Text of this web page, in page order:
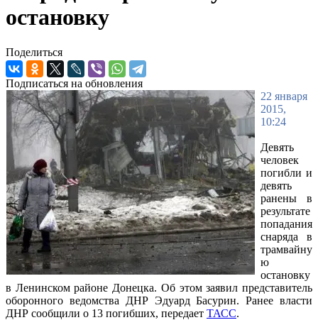
остановку
Поделиться
Подписаться на обновления
22 января
2015,
10:24
Девять
человек
погибли и
девять
ранены в
результате
попадания
снаряда в
трамвайну
ю
остановку
в Ленинском районе Донецка. Об этом заявил представитель
оборонного ведомства ДНР Эдуард Басурин. Ранее власти
ДНР сообщили о 13 погибших, передает ТАСС.